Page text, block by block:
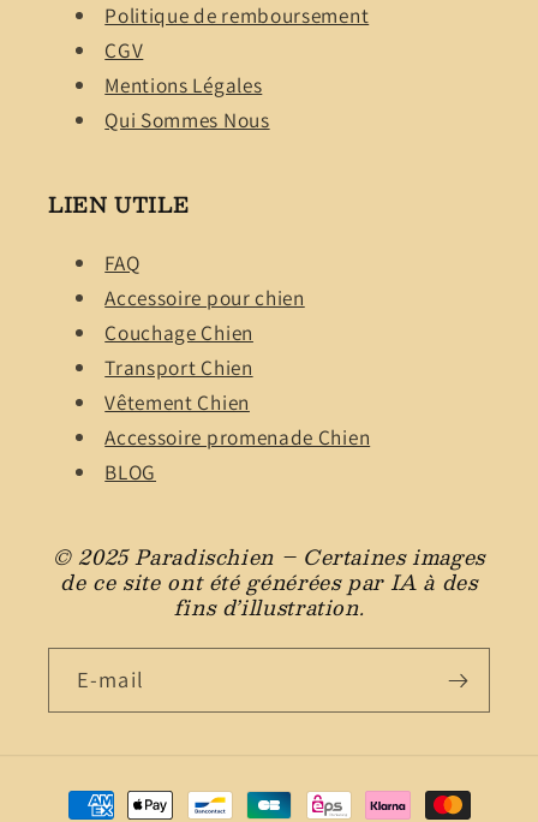
Politique de remboursement
CGV
Mentions Légales
Qui Sommes Nous
LIEN UTILE
FAQ
Accessoire pour chien
Couchage Chien
Transport Chien
Vêtement Chien
Accessoire promenade Chien
BLOG
© 2025 Paradischien – Certaines images
de ce site ont été générées par IA à des
fins d’illustration.
E-mail
Moyens